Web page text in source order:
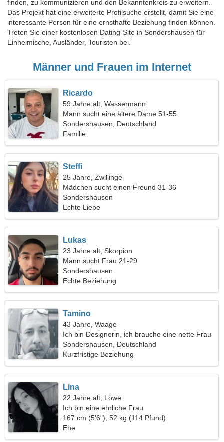
finden, zu kommunizieren und den Bekanntenkreis zu erweitern.
Das Projekt hat eine erweiterte Profilsuche erstellt, damit Sie eine
interessante Person für eine ernsthafte Beziehung finden können.
Treten Sie einer kostenlosen Dating-Site in Sondershausen für
Einheimische, Ausländer, Touristen bei.
Männer und Frauen im Internet
Ricardo
59 Jahre alt, Wassermann
Mann sucht eine ältere Dame 51-55
Sondershausen, Deutschland
Familie
Steffi
25 Jahre, Zwillinge
Mädchen sucht einen Freund 31-36
Sondershausen
Echte Liebe
Lukas
23 Jahre alt, Skorpion
Mann sucht Frau 21-29
Sondershausen
Echte Beziehung
Tamino
43 Jahre, Waage
Ich bin Designerin, ich brauche eine nette Frau
Sondershausen, Deutschland
Kurzfristige Beziehung
Lina
22 Jahre alt, Löwe
Ich bin eine ehrliche Frau
167 cm (5'6"), 52 kg (114 Pfund)
Ehe